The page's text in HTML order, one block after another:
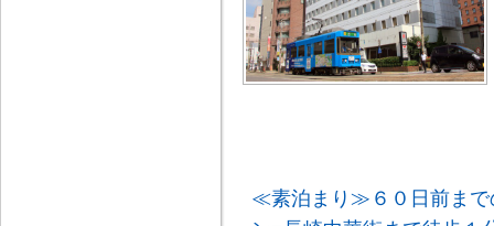
≪素泊まり≫６０日前まで